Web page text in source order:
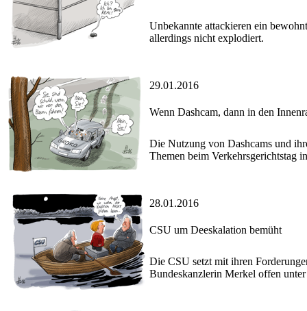
Unbekannte attackieren ein
allerdings nicht explodiert.
29.01.2016
Wenn Dashcam, dann in den
Die Nutzung von Dashcams und
Themen beim Verkehrsgerichtstag
28.01.2016
CSU um Deeskalation bemüht
Die CSU setzt mit ihren
Bundeskanzlerin Merkel offen